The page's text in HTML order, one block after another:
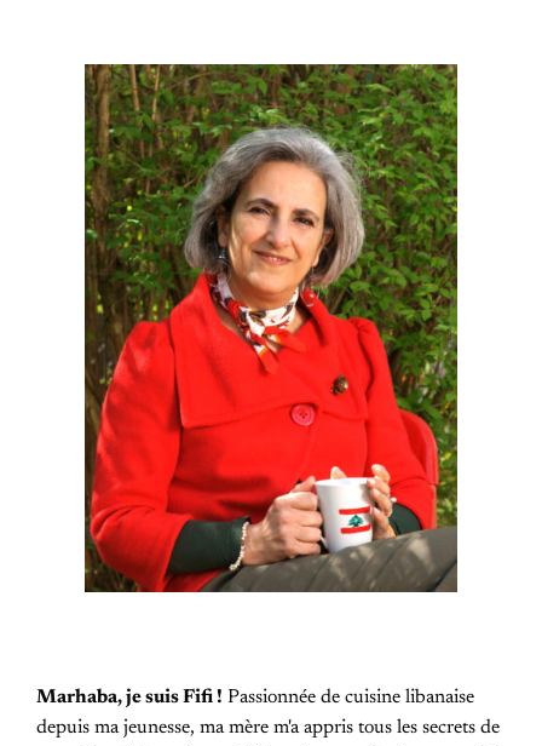
Marhaba, je suis Fifi ! Passionnée de cuisine libanaise
depuis ma jeunesse, ma mère m'a appris tous les secrets de